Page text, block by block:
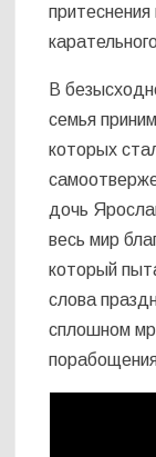
притеснения
В
семья
которых
дочь
весь мир
который
слова
сплошном